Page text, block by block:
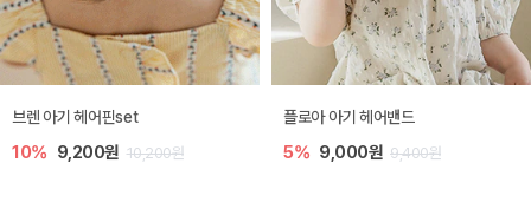
브렌 아기 헤어핀set
10% 9,200원 10,200원
플로아 아기 헤어밴드
5% 9,000원 9,400원